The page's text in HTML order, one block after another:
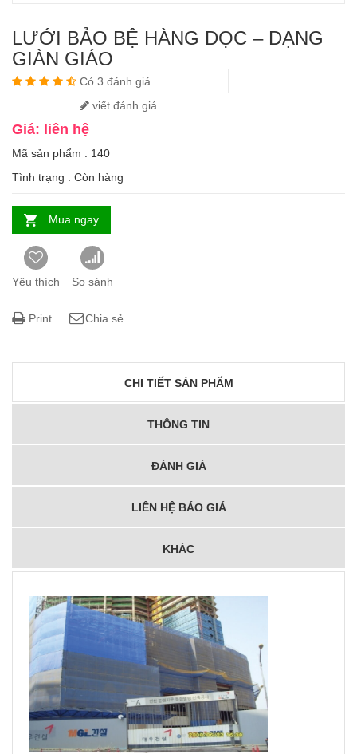
LƯỚI BẢO BỆ HÀNG DỌC – DẠNG
GIÀN GIÁO
Có 3 đánh giá
viết đánh giá
Giá: liên hệ
Mã sản phẩm : 140
Tình trạng : Còn hàng
Mua ngay
Yêu thích So sánh
Print Chia sẻ
CHI TIẾT SẢN PHẨM
THÔNG TIN
ĐÁNH GIÁ
LIÊN HỆ BÁO GIÁ
KHÁC